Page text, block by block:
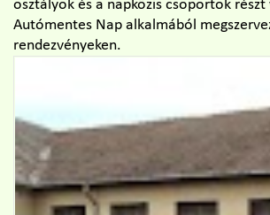
osztályok és a napközis csoportok részt
Autómentes Nap alkalmából
rendezvényeken.